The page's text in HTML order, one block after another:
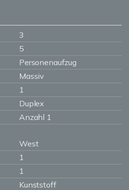
3
5
Personenaufzug
Massiv
1
Duplex
Anzahl 1
West
1
1
Kunststoff